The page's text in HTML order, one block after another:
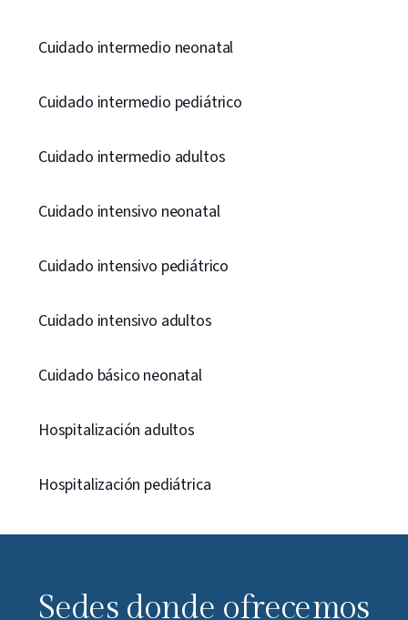
Sedes donde ofrecemos
Cuidado intermedio neonatal
Cuidado intermedio pediátrico
Cuidado intermedio adultos
Cuidado intensivo neonatal
Cuidado intensivo pediátrico
Cuidado intensivo adultos
Cuidado básico neonatal
Hospitalización adultos
Hospitalización pediátrica